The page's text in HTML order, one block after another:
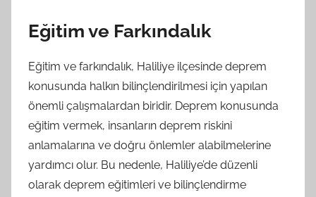
Eğitim ve Farkındalık
Eğitim ve farkındalık, Haliliye ilçesinde deprem
konusunda halkın bilinçlendirilmesi için yapılan
önemli çalışmalardan biridir. Deprem konusunda
eğitim vermek, insanların deprem riskini
anlamalarına ve doğru önlemler alabilmelerine
yardımcı olur. Bu nedenle, Haliliye’de düzenli
olarak deprem eğitimleri ve bilinçlendirme